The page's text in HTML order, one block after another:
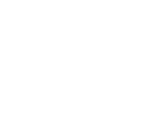
práce​ pre zaujímavé pozície na Slovensku.​